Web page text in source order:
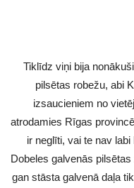
Tiklīdz viņi bija
pilsētas robežu, abi
izsaucieniem no
atrodamies Rīgas
ir neglīti, vai te nav
Dobeles galvenās
gan stāsta galvenā daļa